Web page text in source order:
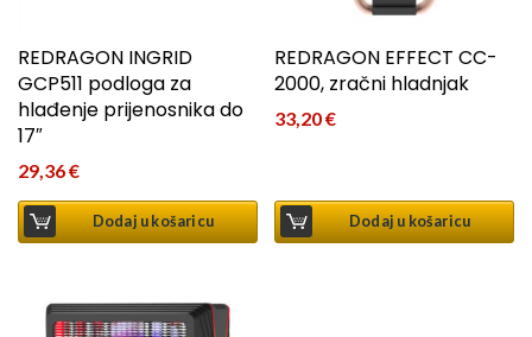
REDRAGON INGRID
GCP511 podloga za
hlađenje prijenosnika do
17″
29,36€
Dodaj u košaricu
REDRAGON EFFECT CC-
2000, zračni hladnjak
33,20€
Dodaj u košaricu